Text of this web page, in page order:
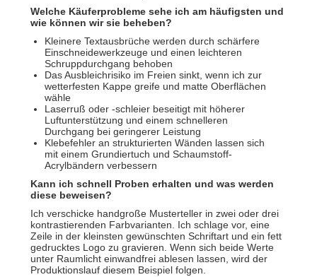
Welche Käuferprobleme sehe ich am häufigsten und
wie können wir sie beheben?
Kleinere Textausbrüche werden durch schärfere
Einschneidewerkzeuge und einen leichteren
Schruppdurchgang behoben
Das Ausbleichrisiko im Freien sinkt, wenn ich zur
wetterfesten Kappe greife und matte Oberflächen
wähle
Laserruß oder -schleier beseitigt mit höherer
Luftunterstützung und einem schnelleren
Durchgang bei geringerer Leistung
Klebefehler an strukturierten Wänden lassen sich
mit einem Grundiertuch und Schaumstoff-
Acrylbändern verbessern
Kann ich schnell Proben erhalten und was werden
diese beweisen?
Ich verschicke handgroße Musterteller in zwei oder drei
kontrastierenden Farbvarianten. Ich schlage vor, eine
Zeile in der kleinsten gewünschten Schriftart und ein fett
gedrucktes Logo zu gravieren. Wenn sich beide Werte
unter Raumlicht einwandfrei ablesen lassen, wird der
Produktionslauf diesem Beispiel folgen.